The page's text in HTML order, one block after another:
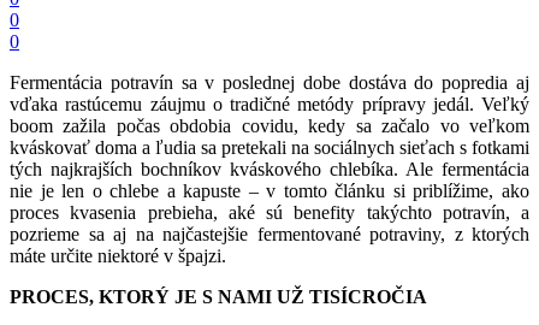
0
0
Fermentácia potravín sa v poslednej dobe dostáva do popredia aj
vďaka rastúcemu záujmu o tradičné metódy prípravy jedál. Veľký
boom zažila počas obdobia covidu, kedy sa začalo vo veľkom
kváskovať doma a ľudia sa pretekali na sociálnych sieťach s fotkami
tých najkrajších bochníkov kváskového chlebíka. Ale fermentácia
nie je len o chlebe a kapuste – v tomto článku si priblížime, ako
proces kvasenia prebieha, aké sú benefity takýchto potravín, a
pozrieme sa aj na najčastejšie fermentované potraviny, z ktorých
máte určite niektoré v špajzi.
PROCES, KTORÝ JE S NAMI UŽ TISÍCROČIA